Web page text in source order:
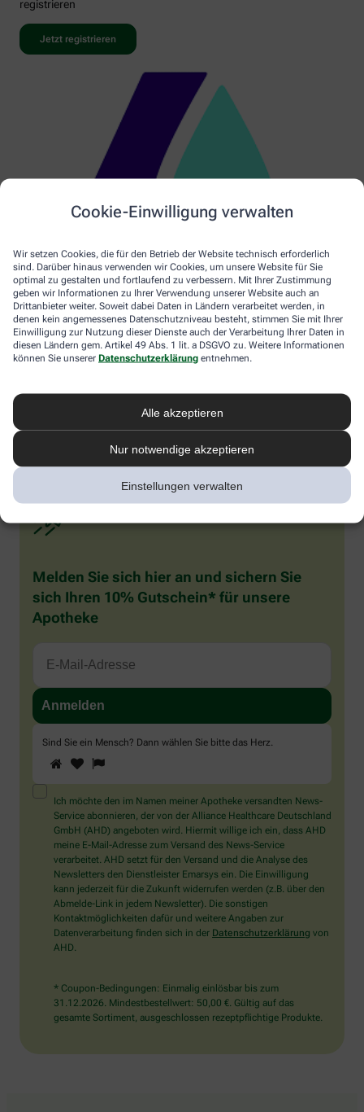
Cookie-Einwilligung verwalten
Wir setzen Cookies, die für den Betrieb der Website technisch erforderlich
sind. Darüber hinaus verwenden wir Cookies, um unsere Website für Sie
optimal zu gestalten und fortlaufend zu verbessern. Mit Ihrer Zustimmung
geben wir Informationen zu Ihrer Verwendung unserer Website auch an
Drittanbieter weiter. Soweit dabei Daten in Ländern verarbeitet werden, in
denen kein angemessenes Datenschutzniveau besteht, stimmen Sie mit Ihrer
Einwilligung zur Nutzung dieser Dienste auch der Verarbeitung Ihrer Daten in
diesen Ländern gem. Artikel 49 Abs. 1 lit. a DSGVO zu. Weitere Informationen
können Sie unserer Datenschutzerklärung entnehmen.
Alle akzeptieren
Nur notwendige akzeptieren
Einstellungen verwalten
registrieren
Jetzt registrieren
Monitoring Systems – Advocacy for a New Accuracy Metric. J Diabetes Sci
Pleus S et al. J Diabetes Sci Technol 2024;18(3):644–652. doi:
10.1177/19322968221141926.
Melden Sie sich hier an und sichern Sie
sich Ihren 10% Gutschein* für unsere
Apotheke
Sind Sie ein Mensch? Dann wählen Sie bitte das Herz.
Sind
Sie
ein
Mensch?
Dann
wählen
Sie
bitte
das
Herz.
1 2
Ich möchte den im Namen meiner Apotheke versandten News-
Service abonnieren, der von der Alliance Healthcare Deutschland
GmbH (AHD) angeboten wird. Hiermit willige ich ein, dass AHD
meine E-Mail-Adresse zum Versand des News-Service
verarbeitet. AHD setzt für den Versand und die Analyse des
Newsletters den Dienstleister Emarsys ein. Die Einwilligung
kann jederzeit für die Zukunft widerrufen werden (z.B. über den
Abmelde-Link in jedem Newsletter). Die sonstigen
Kontaktmöglichkeiten dafür und weitere Angaben zur
Datenverarbeitung finden sich in der Datenschutzerklärung von
AHD.
* Coupon-Bedingungen: Einmalig einlösbar bis zum
31.12.2026. Mindestbestellwert: 50,00 €. Gültig auf das
gesamte Sortiment, ausgeschlossen rezeptpflichtige Produkte.